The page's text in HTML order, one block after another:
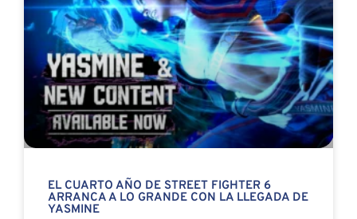
EL CUARTO AÑO DE STREET FIGHTER 6
ARRANCA A LO GRANDE CON LA LLEGADA DE
YASMINE